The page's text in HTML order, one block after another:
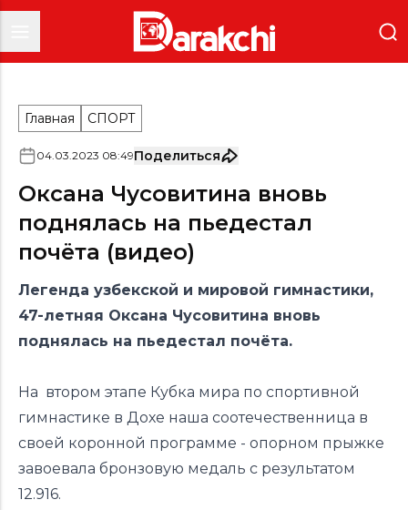
Главная СПОРТ
04.03.2023 08:49Поделиться
Оксана Чусовитина вновь
поднялась на пьедестал
почёта (видео)
Легенда узбекской и мировой гимнастики,
47-летняя Оксана Чусовитина вновь
поднялась на пьедестал почёта.
На втором этапе Кубка мира по спортивной
гимнастике в Дохе наша соотечественница в
своей коронной программе - опорном прыжке
завоевала бронзовую медаль с результатом
12.916.